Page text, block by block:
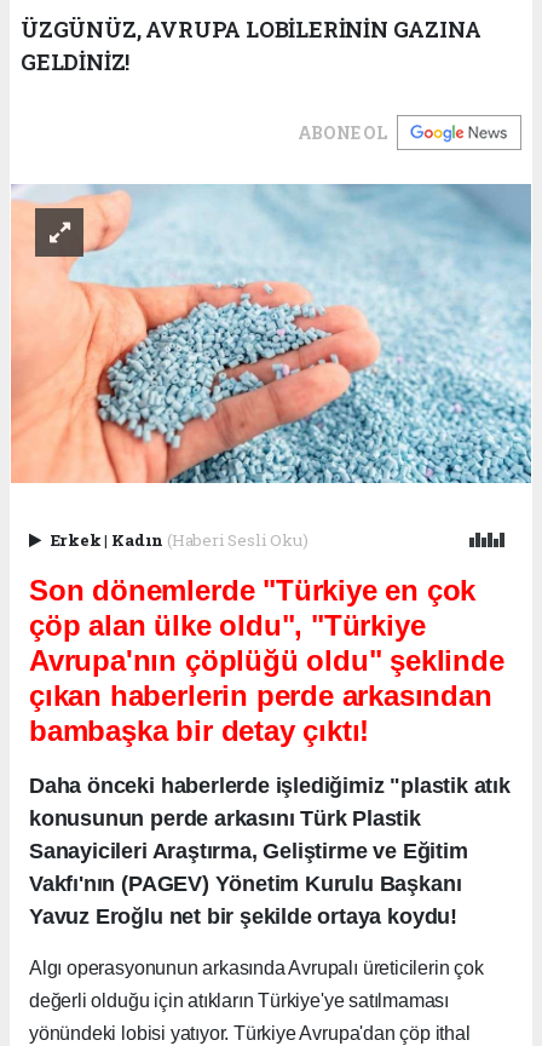
ÜZGÜNÜZ, AVRUPA LOBİLERİNİN GAZINA
GELDİNİZ!
ABONE OL
Erkek| Kadın (Haberi Sesli Oku)
Son dönemlerde "Türkiye en çok
çöp alan ülke oldu", "Türkiye
Avrupa'nın çöplüğü oldu" şeklinde
çıkan haberlerin perde arkasından
bambaşka bir detay çıktı!
Daha önceki haberlerde işlediğimiz "plastik atık
konusunun perde arkasını Türk Plastik
Sanayicileri Araştırma, Geliştirme ve Eğitim
Vakfı'nın (PAGEV) Yönetim Kurulu Başkanı
Yavuz Eroğlu net bir şekilde ortaya koydu!
Algı operasyonunun arkasında Avrupalı üreticilerin çok
değerli olduğu için atıkların Türkiye'ye satılmaması
yönündeki lobisi yatıyor. Türkiye Avrupa'dan çöp ithal